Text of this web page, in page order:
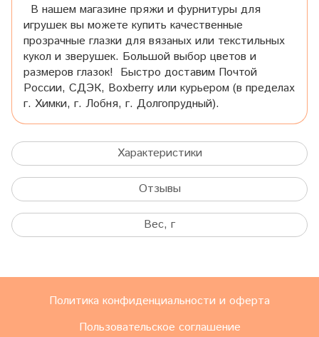
В нашем магазине пряжи и фурнитуры для
игрушек вы можете купить качественные
прозрачные глазки для вязаных или текстильных
кукол и зверушек. Большой выбор цветов и
размеров глазок! Быстро доставим Почтой
России, СДЭК, Boxberry или курьером (в пределах
г. Химки, г. Лобня, г. Долгопрудный).
Характеристики
Отзывы
Вес, г
Политика конфиденциальности и оферта
Пользовательское соглашение